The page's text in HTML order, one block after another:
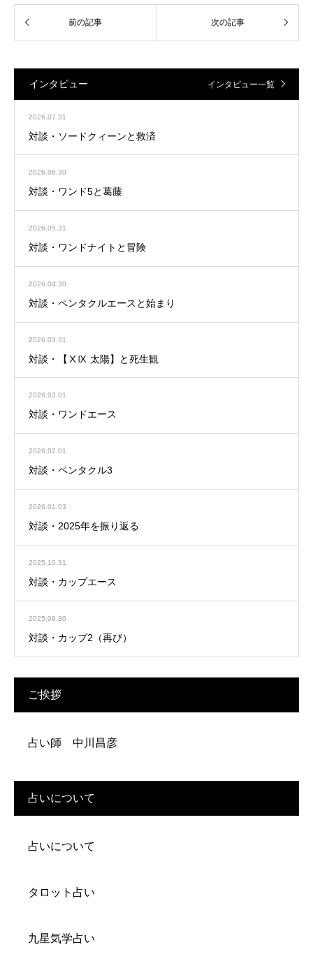
インタビュー インタビュー一覧
2026.07.31
対談・ソードクィーンと救済
2026.06.30
対談・ワンド5と葛藤
2026.05.31
対談・ワンドナイトと冒険
2026.04.30
対談・ペンタクルエースと始まり
2026.03.31
対談・【ⅩⅨ 太陽】と死生観
2026.03.01
対談・ワンドエース
2026.02.01
対談・ペンタクル3
2026.01.03
対談・2025年を振り返る
2025.10.31
対談・カップエース
2025.09.30
対談・カップ2（再び）
ご挨拶
占い師 中川昌彦
占いについて
占いについて
タロット占い
九星気学占い